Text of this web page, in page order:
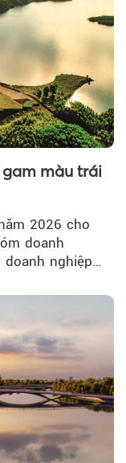
màu trái
2026 cho
doanh
nghiệp